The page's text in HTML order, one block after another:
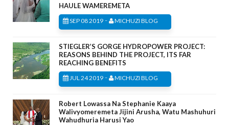
HAULE WAMEREMETA
SEP 08 2019 - MICHUZI BLOG
STIEGLER’S GORGE HYDROPOWER PROJECT:
REASONS BEHIND THE PROJECT, ITS FAR
REACHING BENEFITS
JUL 24 2019 - MICHUZI BLOG
Robert Lowassa Na Stephanie Kaaya
Walivyomeremeta Jijini Arusha, Watu Mashuhuri
Wahudhuria Harusi Yao